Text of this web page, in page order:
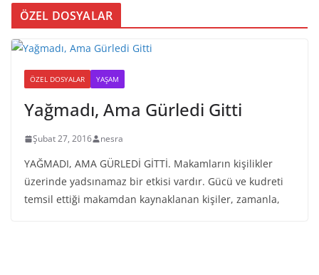
ÖZEL DOSYALAR
ÖZEL DOSYALAR YAŞAM
Yağmadı, Ama Gürledi Gitti
Şubat 27, 2016 nesra
YAĞMADI, AMA GÜRLEDİ GİTTİ. Makamların kişilikler
üzerinde yadsınamaz bir etkisi vardır. Gücü ve kudreti
temsil ettiği makamdan kaynaklanan kişiler, zamanla,